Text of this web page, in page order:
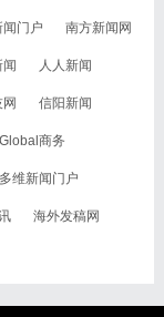
门户 南方新闻网
人人新闻
信阳新闻
Global商务
多维新闻门户
海外发稿网